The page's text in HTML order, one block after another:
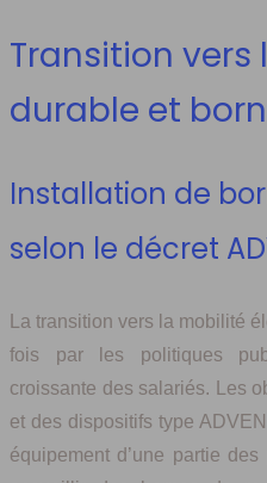
Transition
durable et
Installation de
selon le décret
La transition vers la mobilité
fois par les politiques
croissante des salariés. Les
et des dispositifs type
équipement d’une partie